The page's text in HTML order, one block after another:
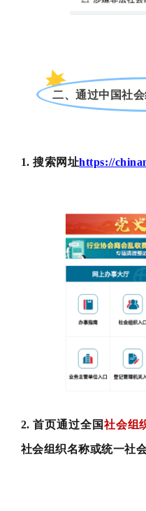
二、通过中国社
1. 搜索网址https://
2. 首页通过全国社会组
社会组织名称或统一社